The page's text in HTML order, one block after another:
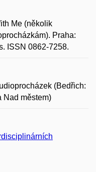
Me (několik
Praha:
ISSN 0862-7258.
(Bedřich:
Nad městem)